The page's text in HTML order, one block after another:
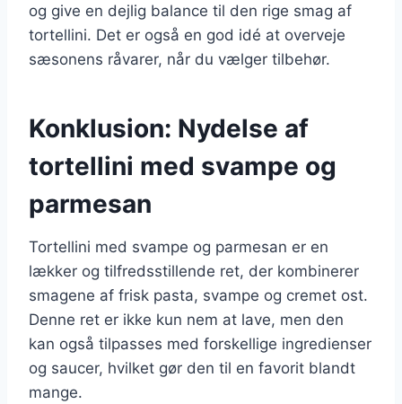
og give en dejlig balance til den rige smag af
tortellini. Det er også en god idé at overveje
sæsonens råvarer, når du vælger tilbehør.
Konklusion: Nydelse af
tortellini med svampe og
parmesan
Tortellini med svampe og parmesan er en
lækker og tilfredsstillende ret, der kombinerer
smagene af frisk pasta, svampe og cremet ost.
Denne ret er ikke kun nem at lave, men den
kan også tilpasses med forskellige ingredienser
og saucer, hvilket gør den til en favorit blandt
mange.